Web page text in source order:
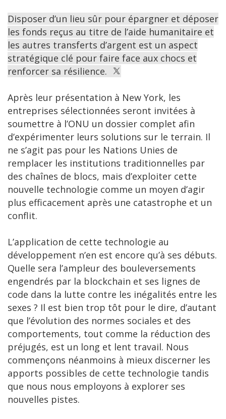
​Disposer d’un lieu sûr pour épargner et déposer
les fonds reçus au titre de l’aide humanitaire et
les autres transferts d’argent est un aspect
stratégique clé pour faire face aux chocs et
renforcer sa résilience. ​
Après leur présentation à New York, les
entreprises sélectionnées seront invitées à
soumettre à l’ONU un dossier complet afin
d’expérimenter leurs solutions sur le terrain. Il
ne s’agit pas pour les Nations Unies de
remplacer les institutions traditionnelles par
des chaînes de blocs, mais d’exploiter cette
nouvelle technologie comme un moyen d’agir
plus efficacement après une catastrophe et un
conflit.
L’application de cette technologie au
développement n’en est encore qu’à ses débuts.
Quelle sera l’ampleur des bouleversements
engendrés par la blockchain et ses lignes de
code dans la lutte contre les inégalités entre les
sexes ? Il est bien trop tôt pour le dire, d’autant
que l’évolution des normes sociales et des
comportements, tout comme la réduction des
préjugés, est un long et lent travail. Nous
commençons néanmoins à mieux discerner les
apports possibles de cette technologie tandis
que nous nous employons à explorer ses
nouvelles pistes.